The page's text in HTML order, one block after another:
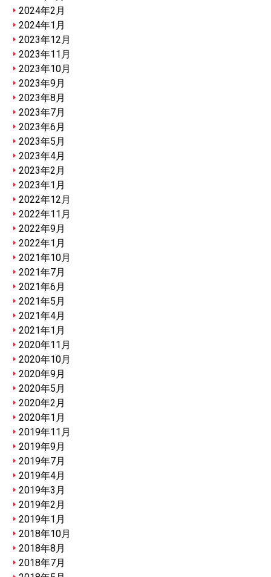
2024年2月
2024年1月
2023年12月
2023年11月
2023年10月
2023年9月
2023年8月
2023年7月
2023年6月
2023年5月
2023年4月
2023年2月
2023年1月
2022年12月
2022年11月
2022年9月
2022年1月
2021年10月
2021年7月
2021年6月
2021年5月
2021年4月
2021年1月
2020年11月
2020年10月
2020年9月
2020年5月
2020年2月
2020年1月
2019年11月
2019年9月
2019年7月
2019年4月
2019年3月
2019年2月
2019年1月
2018年10月
2018年8月
2018年7月